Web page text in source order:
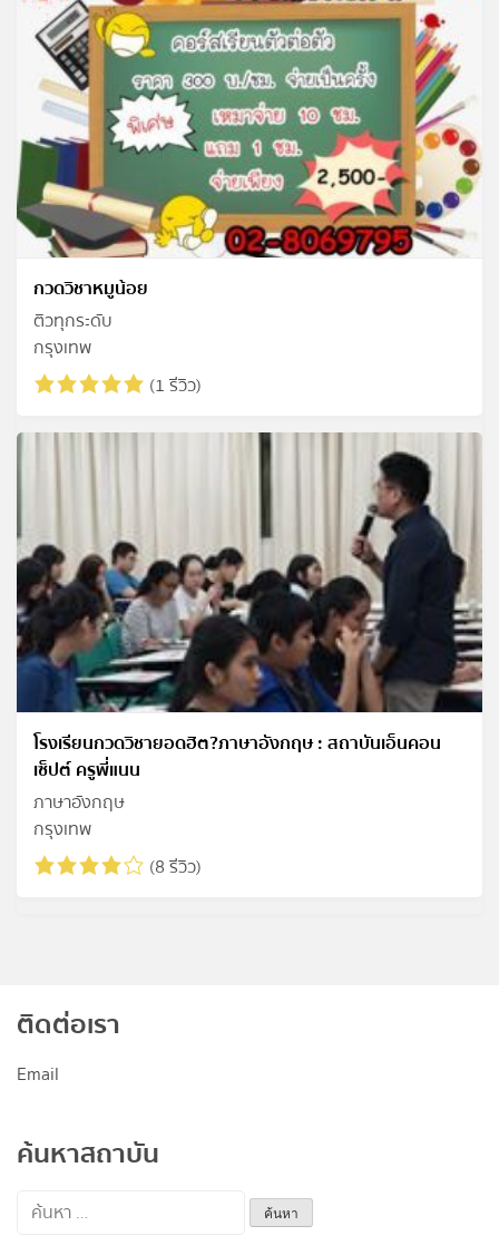
กวดวิชาหมูน้อย
ติวทุกระดับ
กรุงเทพ
(1 รีวิว)
โรงเรียนกวดวิชายอดฮิต?ภาษาอังกฤษ : สถาบันเอ็นคอน
เซ็ปต์ ครูพี่แนน
ภาษาอังกฤษ
กรุงเทพ
(8 รีวิว)
ติดต่อเรา
Email
ค้นหาสถาบัน
ค้นหา